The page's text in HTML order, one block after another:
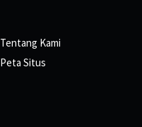
Tentang Kami
Peta Situs